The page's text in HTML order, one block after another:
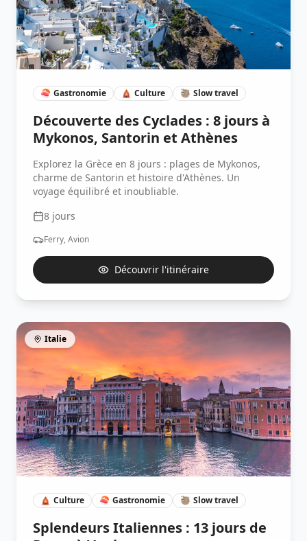
🍣 Gastronomie 🛕 Culture 🦥 Slow travel
Découverte des Cyclades : 8 jours à
Mykonos, Santorin et Athènes
Explorez la Grèce en 8 jours : plages de Mykonos,
charme de Santorin et histoire d'Athènes. Un
voyage équilibré et inoubliable.
8 jours
Ferry, Avion
Découvrir l'itinéraire
Italie
🛕 Culture 🍣 Gastronomie 🦥 Slow travel
Splendeurs Italiennes : 13 jours de